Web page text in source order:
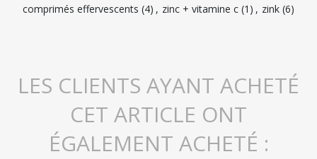
comprimés effervescents (4) , zinc + vitamine c (1) , zink (6)
LES CLIENTS AYANT ACHETÉ
CET ARTICLE ONT
ÉGALEMENT ACHETÉ :